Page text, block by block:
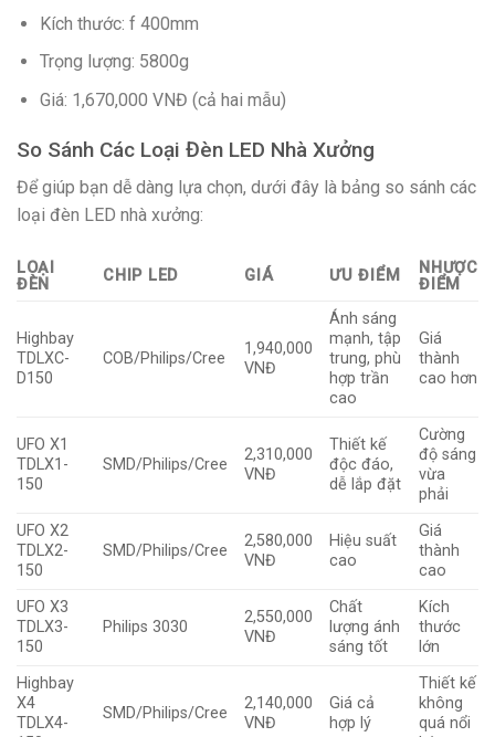
Kích thước: f 400mm
Trọng lượng: 5800g
Giá: 1,670,000 VNĐ (cả hai mẫu)
So Sánh Các Loại Đèn LED Nhà Xưởng
Để giúp bạn dễ dàng lựa chọn, dưới đây là bảng so sánh các
loại đèn LED nhà xưởng:
LOẠI
ĐÈN
CHIP LED GIÁ ƯU ĐIỂM
NHƯỢC
ĐIỂM
Highbay
TDLXC-
D150
COB/Philips/Cree
1,940,000
VNĐ
Ánh sáng
mạnh, tập
trung, phù
hợp trần
cao
Giá
thành
cao hơn
UFO X1
TDLX1-
150
SMD/Philips/Cree
2,310,000
VNĐ
Thiết kế
độc đáo,
dễ lắp đặt
Cường
độ sáng
vừa
phải
UFO X2
TDLX2-
150
SMD/Philips/Cree
2,580,000
VNĐ
Hiệu suất
cao
Giá
thành
cao
UFO X3
TDLX3-
150
Philips 3030
2,550,000
VNĐ
Chất
lượng ánh
sáng tốt
Kích
thước
lớn
Highbay
X4
TDLX4-
SMD/Philips/Cree
2,140,000
VNĐ
Giá cả
hợp lý
Thiết kế
không
quá nổi